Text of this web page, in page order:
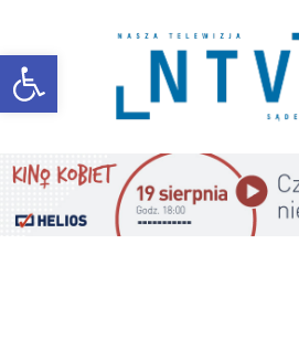
Otwórz pasek narzędzi